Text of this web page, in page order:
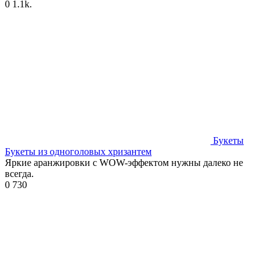
0 1.1k.
Букеты
Букеты из одноголовых хризантем
Яркие аранжировки с WOW-эффектом нужны далеко не
всегда.
0 730